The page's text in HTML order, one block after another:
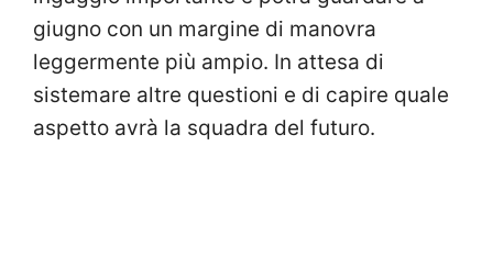
giugno con un margine di manovra
leggermente più ampio. In attesa di
sistemare altre questioni e di capire quale
aspetto avrà la squadra del futuro.